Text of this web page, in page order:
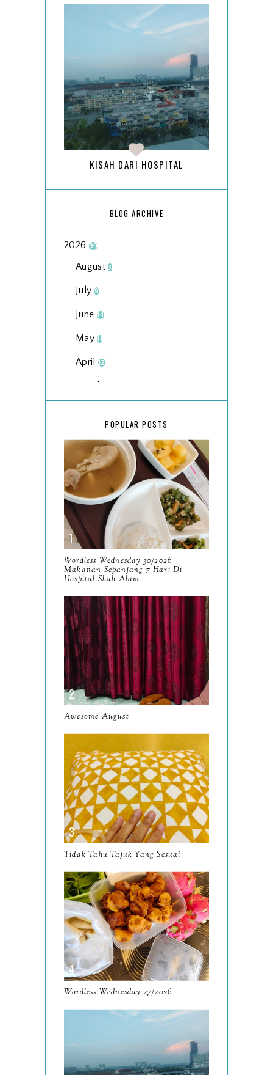
KISAH DARI HOSPITAL
BLOG ARCHIVE
2026 99
August3
July 9
June 14
May11
April 12
March
2025134
December15
November
October
September
August8
July 14
June 10
May 9
April 9
March11
February8
2024130
December19
November12
October10
August9
July 12
June
May11
April 13
March11
January
POPULAR POSTS
Wordless Wednesday 30/2026
Makanan Sepanjang 7 Hari Di
Hospital Shah Alam
Awesome August
Tidak Tahu Tajuk Yang Sesuai
Wordless Wednesday 27/2026